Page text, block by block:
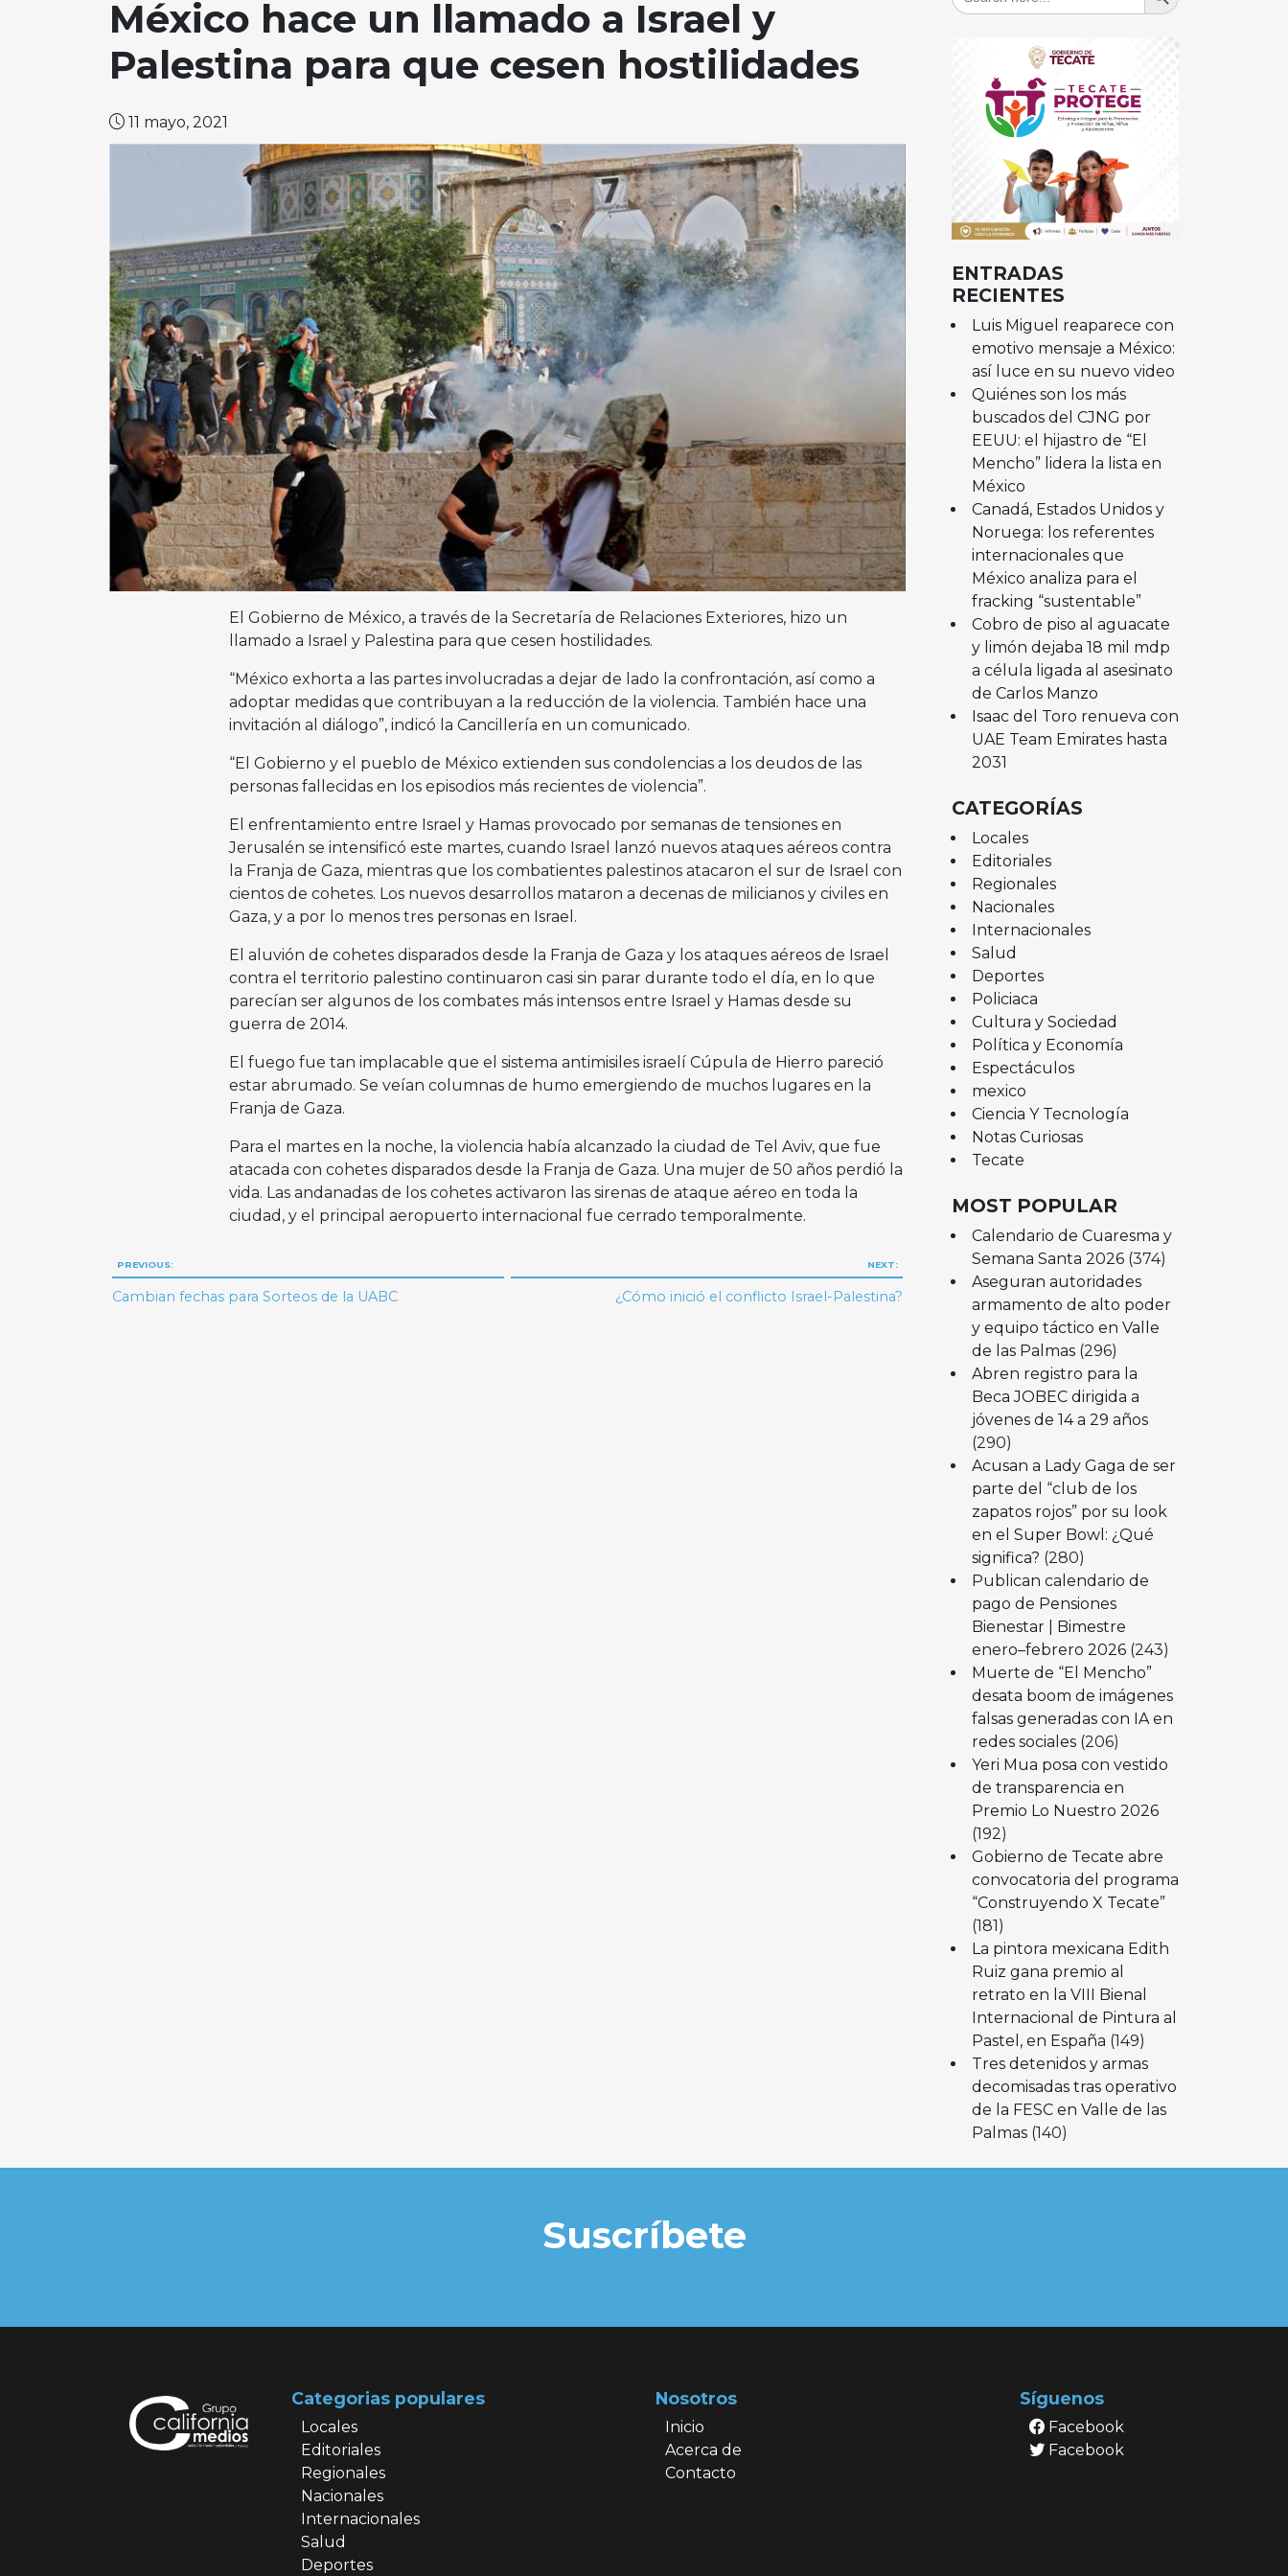
México hace un llamado a Israel y
Palestina para que cesen hostilidades
11 mayo, 2021
El Gobierno de México, a través de la Secretaría de Relaciones Exteriores, hizo un
llamado a Israel y Palestina para que cesen hostilidades.
“México exhorta a las partes involucradas a dejar de lado la confrontación, así como a
adoptar medidas que contribuyan a la reducción de la violencia. También hace una
invitación al diálogo”, indicó la Cancillería en un comunicado.
“El Gobierno y el pueblo de México extienden sus condolencias a los deudos de las
personas fallecidas en los episodios más recientes de violencia”.
El enfrentamiento entre Israel y Hamas provocado por semanas de tensiones en
Jerusalén se intensificó este martes, cuando Israel lanzó nuevos ataques aéreos contra
la Franja de Gaza, mientras que los combatientes palestinos atacaron el sur de Israel con
cientos de cohetes. Los nuevos desarrollos mataron a decenas de milicianos y civiles en
Gaza, y a por lo menos tres personas en Israel.
El aluvión de cohetes disparados desde la Franja de Gaza y los ataques aéreos de Israel
contra el territorio palestino continuaron casi sin parar durante todo el día, en lo que
parecían ser algunos de los combates más intensos entre Israel y Hamas desde su
guerra de 2014.
El fuego fue tan implacable que el sistema antimisiles israelí Cúpula de Hierro pareció
estar abrumado. Se veían columnas de humo emergiendo de muchos lugares en la
Franja de Gaza.
Para el martes en la noche, la violencia había alcanzado la ciudad de Tel Aviv, que fue
atacada con cohetes disparados desde la Franja de Gaza. Una mujer de 50 años perdió la
vida. Las andanadas de los cohetes activaron las sirenas de ataque aéreo en toda la
ciudad, y el principal aeropuerto internacional fue cerrado temporalmente.
Navegación
de
PREVIOUS:
Cambian fechas para Sorteos de la UABC
NEXT:
¿Cómo inició el conflicto Israel-Palestina?
ENTRADAS
RECIENTES
Luis Miguel reaparece con
emotivo mensaje a México:
así luce en su nuevo video
Quiénes son los más
buscados del CJNG por
EEUU: el hijastro de “El
Mencho” lidera la lista en
México
Canadá, Estados Unidos y
Noruega: los referentes
internacionales que
México analiza para el
fracking “sustentable”
Cobro de piso al aguacate
y limón dejaba 18 mil mdp
a célula ligada al asesinato
de Carlos Manzo
Isaac del Toro renueva con
UAE Team Emirates hasta
2031
CATEGORÍAS
Locales
Editoriales
Regionales
Nacionales
Internacionales
Salud
Deportes
Policiaca
Cultura y Sociedad
Política y Economía
Espectáculos
mexico
Ciencia Y Tecnología
Notas Curiosas
Tecate
MOST POPULAR
Calendario de Cuaresma y
Semana Santa 2026 (374)
Aseguran autoridades
armamento de alto poder
y equipo táctico en Valle
de las Palmas (296)
Abren registro para la
Beca JOBEC dirigida a
jóvenes de 14 a 29 años
(290)
Acusan a Lady Gaga de ser
parte del “club de los
zapatos rojos” por su look
en el Super Bowl: ¿Qué
significa? (280)
Publican calendario de
pago de Pensiones
Bienestar | Bimestre
enero–febrero 2026 (243)
Muerte de “El Mencho”
desata boom de imágenes
falsas generadas con IA en
redes sociales (206)
Yeri Mua posa con vestido
de transparencia en
Premio Lo Nuestro 2026
(192)
Gobierno de Tecate abre
convocatoria del programa
“Construyendo X Tecate”
(181)
La pintora mexicana Edith
Ruiz gana premio al
retrato en la VIII Bienal
Internacional de Pintura al
Pastel, en España (149)
Tres detenidos y armas
decomisadas tras operativo
de la FESC en Valle de las
Palmas (140)
Suscríbete
Categorias populares
Locales
Editoriales
Regionales
Nacionales
Internacionales
Salud
Deportes
Nosotros
Inicio
Acerca de
Contacto
Síguenos
Facebook
Facebook